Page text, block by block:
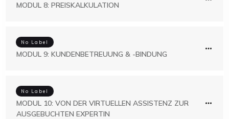
MODUL 8: PREISKALKULATION
No Label
MODUL 9: KUNDENBETREUUNG & -BINDUNG
No Label
MODUL 10: VON DER VIRTUELLEN ASSISTENZ ZUR
AUSGEBUCHTEN EXPERTIN